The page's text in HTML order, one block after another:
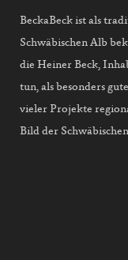
BeckaBeck ist als
Schwäbischen Alb
die Heiner Beck,
tun, als besonders
vieler Projekte
Bild der